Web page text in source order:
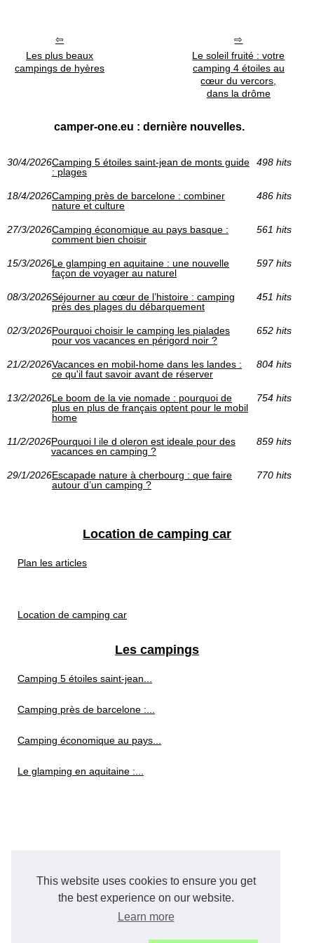
This website uses cookies to ensure you get
the best experience on our website.
Learn more
Les plus beaux
campings de hyères
Le soleil fruité : votre
camping 4 étoiles au
cœur du vercors,
dans la drôme
camper-one.eu : dernière nouvelles.
30/4/2026Camping 5 étoiles saint-jean de monts guide
: plages
498 hits
18/4/2026Camping près de barcelone : combiner
nature et culture
486 hits
27/3/2026Camping économique au pays basque :
comment bien choisir
561 hits
15/3/2026Le glamping en aquitaine : une nouvelle
façon de voyager au naturel
597 hits
08/3/2026Séjourner au cœur de l’histoire : camping
près des plages du débarquement
451 hits
02/3/2026Pourquoi choisir le camping les pialades
pour vos vacances en périgord noir ?
652 hits
21/2/2026Vacances en mobil-home dans les landes :
ce qu'il faut savoir avant de réserver
804 hits
13/2/2026Le boom de la vie nomade : pourquoi de
plus en plus de français optent pour le mobil
home
754 hits
11/2/2026Pourquoi l ile d oleron est ideale pour des
vacances en camping ?
859 hits
29/1/2026Escapade nature à cherbourg : que faire
autour d’un camping ?
770 hits
Location de camping car
Plan les articles
Location de camping car
Les campings
Camping 5 étoiles saint-jean...
Camping près de barcelone :...
Camping économique au pays...
Le glamping en aquitaine :...